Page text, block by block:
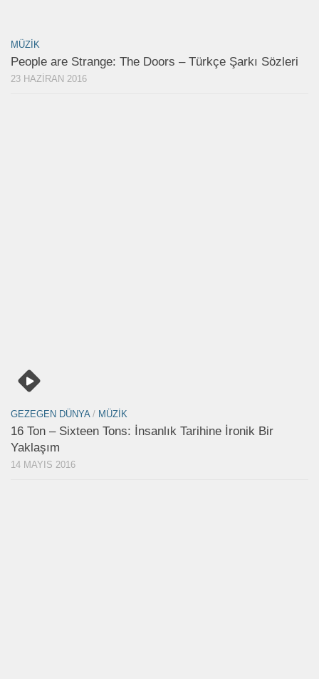
MÜZIK
People are Strange: The Doors – Türkçe Şarkı Sözleri
23 HAZIRAN 2016
GEZEGEN DÜNYA/ MÜZIK
16 Ton – Sixteen Tons: İnsanlık Tarihine İronik Bir
Yaklaşım
14 MAYIS 2016